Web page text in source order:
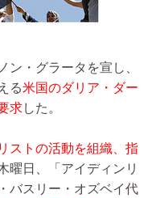
ン・グラータを宣し、
る米国のダリア・ダー
求した。
ストの活動を組織、指
曜日、「アイディンリ
バスリー・オズベイ代